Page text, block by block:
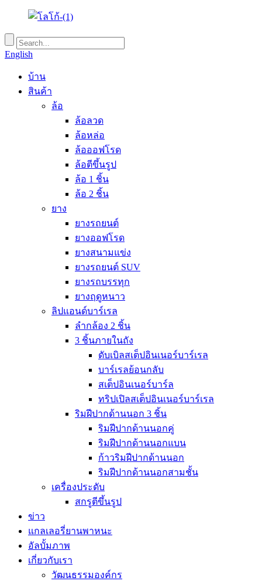
English
บ้าน
สินค้า
ล้อ
ล้อลวด
ล้อหล่อ
ล้อออฟโรด
ล้อตีขึ้นรูป
ล้อ 1 ชิ้น
ล้อ 2 ชิ้น
ยาง
ยางรถยนต์
ยางออฟโรด
ยางสนามแข่ง
ยางรถยนต์ SUV
ยางรถบรรทุก
ยางฤดูหนาว
ลิปแอนด์บาร์เรล
ลำกล้อง 2 ชิ้น
3 ชิ้นภายในถัง
ดับเบิลสเต็ปอินเนอร์บาร์เรล
บาร์เรลย้อนกลับ
สเต็ปอินเนอร์บาร์ล
ทริปเปิลสเต็ปอินเนอร์บาร์เรล
ริมฝีปากด้านนอก 3 ชิ้น
ริมฝีปากด้านนอกคู่
ริมฝีปากด้านนอกแบน
ก้าวริมฝีปากด้านนอก
ริมฝีปากด้านนอกสามชั้น
เครื่องประดับ
สกรูตีขึ้นรูป
ข่าว
แกลเลอรี่ยานพาหนะ
อัลบั้มภาพ
เกี่ยวกับเรา
วัฒนธรรมองค์กร